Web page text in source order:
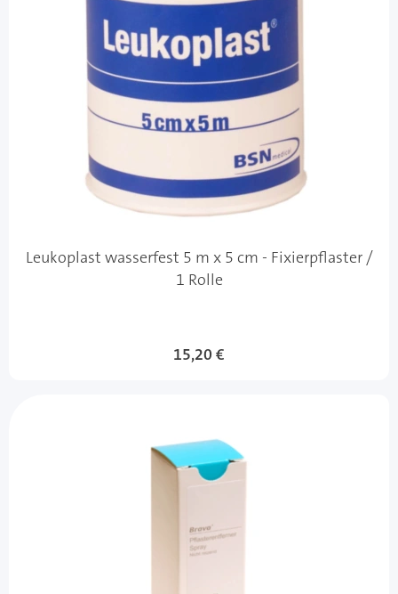
Leukoplast wasserfest 5 m x 5 cm - Fixierpflaster /
1 Rolle
15,20 €